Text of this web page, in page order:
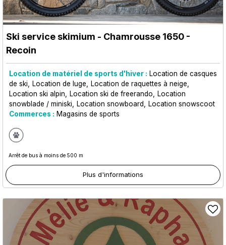
Ski service skimium - Chamrousse 1650 -
Recoin
Location de matériel de sports d'hiver : Location de casques
de ski
Location de luge
Location de raquettes à neige
Location ski alpin
Location ski de freerando
Location
snowblade / miniski
Location snowboard
Location snowscoot
Commerces : Magasins de sports
Arrêt de bus à moins de 500 m
Plus d'informations